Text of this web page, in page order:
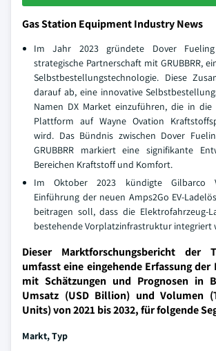
Gas Station Equipment Industry News
Im Jahr 2023 gründete Dover
strategische Partnerschaft mit GRUBBRR,
Selbstbestellungstechnologie. Diese
darauf ab, eine innovative
Namen DX Market einzuführen, die in die
Plattform auf Wayne Ovation
wird. Das Bündnis zwischen Dover
GRUBBRR markiert eine signifikante
Bereichen Kraftstoff und Komfort.
Im Oktober 2023 kündigte Gilbarco
Einführung der neuen Amps2Go EV-
beitragen soll, dass die Elektrofahrzeug-
bestehende Vorplatzinfrastruktur integriert
Dieser Marktforschungsbericht der
umfasst eine eingehende Erfassung
mit Schätzungen und Prognosen in
Umsatz (USD Billion) und Volumen
Units) von 2021 bis 2032, für folgende
Markt,Typ